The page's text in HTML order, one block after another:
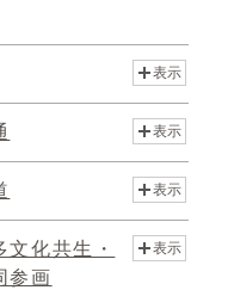
表示
表示
表示
文化共生・
参画
表示